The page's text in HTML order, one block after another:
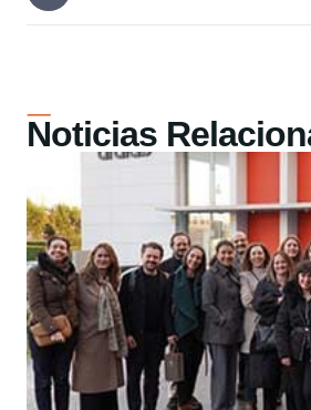
Noticias